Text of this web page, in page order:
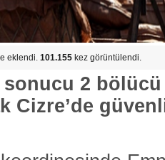
eklendi. 101.155 kez görüntülendi.
sonucu 2
Cizre’de